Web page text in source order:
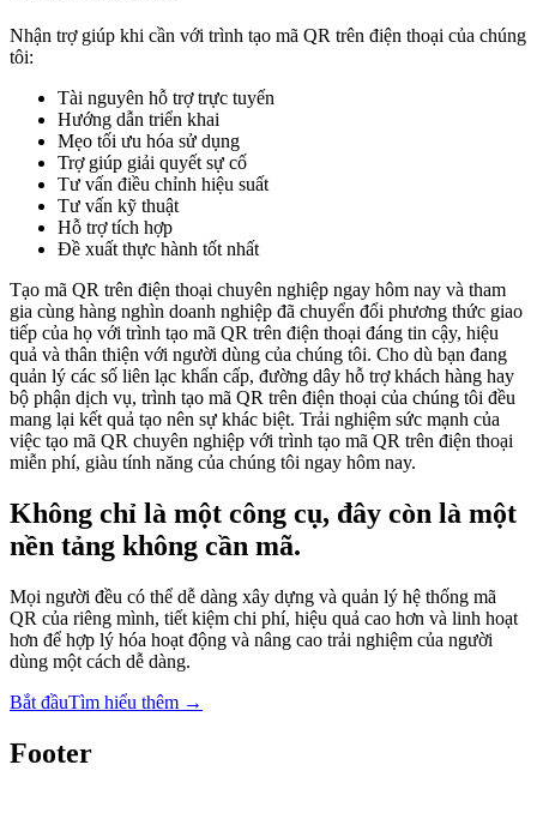
Nhận trợ giúp khi cần với trình tạo mã QR trên điện thoại của chúng
tôi:
Tài nguyên hỗ trợ trực tuyến
Hướng dẫn triển khai
Mẹo tối ưu hóa sử dụng
Trợ giúp giải quyết sự cố
Tư vấn điều chỉnh hiệu suất
Tư vấn kỹ thuật
Hỗ trợ tích hợp
Đề xuất thực hành tốt nhất
Tạo mã QR trên điện thoại chuyên nghiệp ngay hôm nay và tham
gia cùng hàng nghìn doanh nghiệp đã chuyển đổi phương thức giao
tiếp của họ với trình tạo mã QR trên điện thoại đáng tin cậy, hiệu
quả và thân thiện với người dùng của chúng tôi. Cho dù bạn đang
quản lý các số liên lạc khẩn cấp, đường dây hỗ trợ khách hàng hay
bộ phận dịch vụ, trình tạo mã QR trên điện thoại của chúng tôi đều
mang lại kết quả tạo nên sự khác biệt. Trải nghiệm sức mạnh của
việc tạo mã QR chuyên nghiệp với trình tạo mã QR trên điện thoại
miễn phí, giàu tính năng của chúng tôi ngay hôm nay.
Không chỉ là một công cụ, đây còn là một
nền tảng không cần mã.
Mọi người đều có thể dễ dàng xây dựng và quản lý hệ thống mã
QR của riêng mình, tiết kiệm chi phí, hiệu quả cao hơn và linh hoạt
hơn để hợp lý hóa hoạt động và nâng cao trải nghiệm của người
dùng một cách dễ dàng.
Bắt đầuTìm hiểu thêm →
Footer